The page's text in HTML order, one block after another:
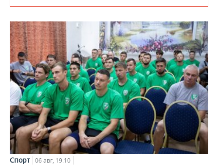
Спорт 06 авг, 19:10